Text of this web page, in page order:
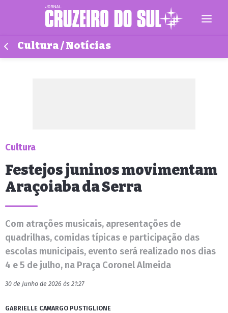
Cultura / Notícias
Cultura
Festejos juninos movimentam
Araçoiaba da Serra
Com atrações musicais, apresentações de
quadrilhas, comidas típicas e participação das
escolas municipais, evento será realizado nos dias
4 e 5 de julho, na Praça Coronel Almeida
30 de Junho de 2026 às 21:27
GABRIELLE CAMARGO PUSTIGLIONE